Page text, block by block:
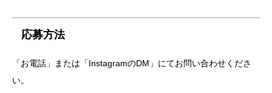
応募方法
「お電話」または「InstagramのDM」にてお問い合わせくださ
い。